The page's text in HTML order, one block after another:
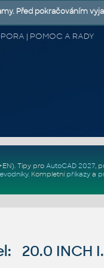
| POMOC A RADY
. Tipy pro AutoCAD 2027,
. Kompletní příkazya
20.0 INCH
Před pokračováním